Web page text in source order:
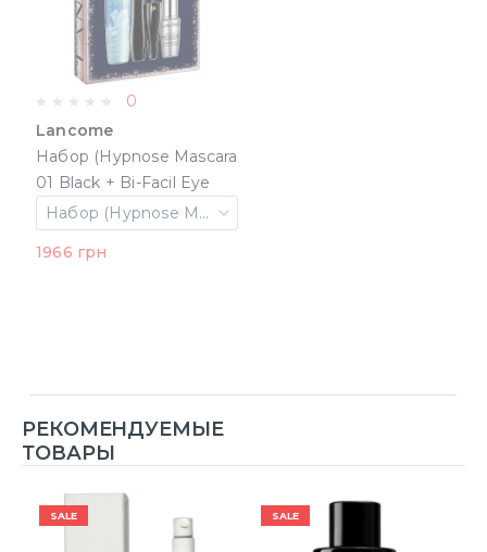
0
Lancome
Набор (Hypnose Mascara
01 Black + Bi-Facil Eye
Makeup Remover 30 ml
+ Advanced Genifique
Eye Cream 5 ml)
Набор (Hypnose Mascara 01 Black + Bi-Facil Eye Makeup Remover 30 ml + Advanced Genifique Eye Cream 5 ml)
1966 грн
РЕКОМЕНДУЕМЫЕ
ТОВАРЫ
SALE SALE